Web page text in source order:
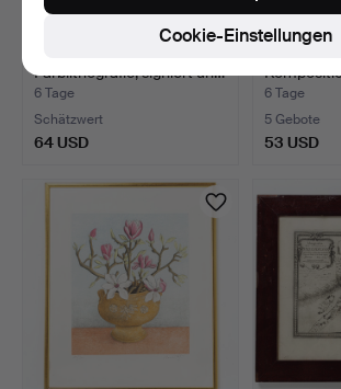
Farblithografie, signiert un…
6 Tage
Schätzwert
64 USD
BENGT
6 Tage
5 Gebote
53 USD
Cookie-Einstellungen